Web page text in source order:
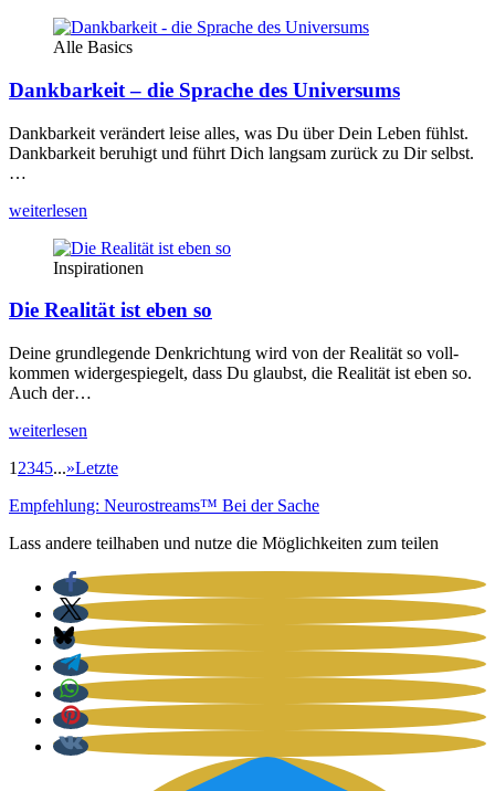
Alle Basics
Dankbarkeit – die Sprache des Universums
Dank­bar­keit ver­än­dert lei­se alles, was Du über Dein Leben fühlst.
Dank­bar­keit beru­higt und führt Dich lang­sam zurück zu Dir selbst.
…
wei­ter­le­sen
Inspirationen
Die Realität ist eben so
Dei­ne grund­le­gen­de Denk­rich­tung wird von der Rea­li­tät so voll­
kom­men wider­ge­spie­gelt, dass Du glaubst, die Rea­li­tät ist eben so.
Auch der…
wei­ter­le­sen
1 2345...»Letzte
Empfehlung: Neurostreams™ Bei der Sache
Lass andere teilhaben und nutze die Möglichkeiten zum teilen